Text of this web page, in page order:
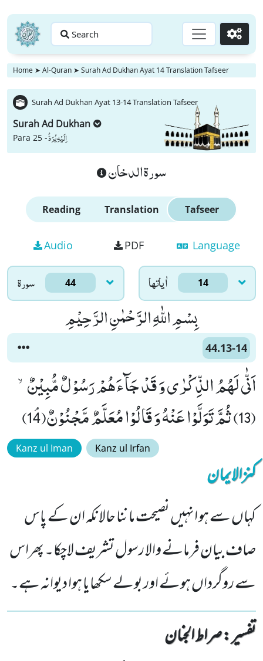
Search Go
Home ➤ Al-Quran ➤ Surah Ad Dukhan Ayat 14 Translation Tafseer
Surah Ad Dukhan Ayat 13-14 Translation Tafseer
Surah Ad Dukhan
Para 25 -اِلَیْهِ یُرَدُّ
سورة الدخان
Reading Translation Tafseer
Audio PDF Language
سورۃ 44 اٰياتها 14
بِسْمِ اللّٰهِ الرَّحْمٰنِ الرَّحِیْمِ
44.13-14
اَنّٰى لَهُمُ الذِّكْرٰى وَ قَدْ جَآءَهُمْ رَسُوْلٌ مُّبِیْنٌۙ
(13) ثُمَّ تَوَلَّوْا عَنْهُ وَ قَالُوْا مُعَلَّمٌ مَّجْنُوْنٌﭥ(14)
Kanz ul Iman Kanz ul Irfan
کنزالایمان
کہاں سے ہو انہیں نصیحت ماننا حالانکہ ان کے پاس
صاف بیان فرمانے والا رسول تشریف لاچکا۔ پھراس
سے روگرداں ہوئے اور بولے سکھایا ہوا دیوانہ ہے۔
تفسیر : ‎صراط الجنان